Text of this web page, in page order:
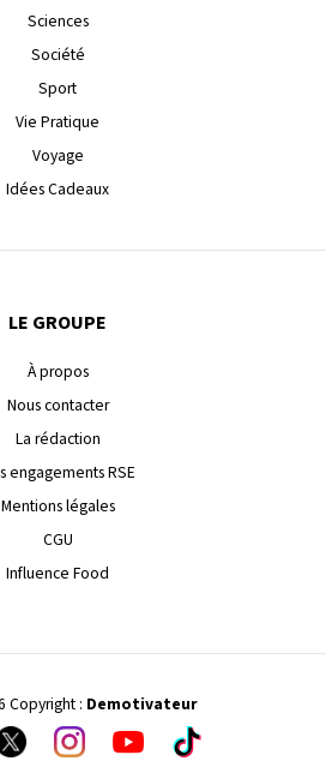
Sciences
Société
Sport
Vie Pratique
Voyage
Idées Cadeaux
LE GROUPE
À propos
Nous contacter
La rédaction
engagements RSE
Mentions légales
CGU
Influence Food
Copyright : Demotivateur